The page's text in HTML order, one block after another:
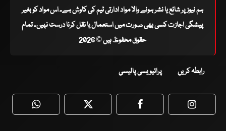
ہم نیوز پر شائع یا نشر ہونے والا مواد ادارتی ٹیم کی کاوش ہے۔ اس مواد کو بغیر
پیشگی اجازت کسی بھی صورت میں استعمال یا نقل کرنا درست نہیں۔ تمام
حقوق محفوظ ہیں © 2026
رابطہ کریں پرائیویسی پالیسی
WhatsApp Twitter Facebook